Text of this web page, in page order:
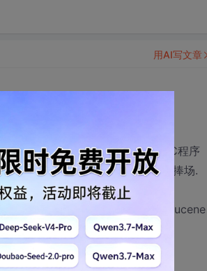
欢迎爱好网络安全,驱动编程,MFC程序
爱好者(管理方向)到群:61745845捧场.
探讨！！ java语言方向的nutch lucene
用AI写文章